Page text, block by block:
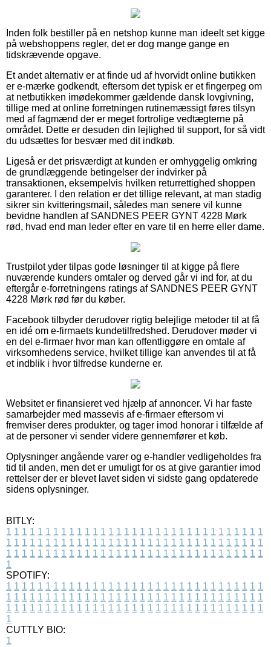
Inden folk bestiller på en netshop kunne man ideelt set kigge
på webshoppens regler, det er dog mange gange en
tidskrævende opgave.
Et andet alternativ er at finde ud af hvorvidt online butikken
er e-mærke godkendt, eftersom det typisk er et fingerpeg om
at netbutikken imødekommer gældende dansk lovgivning,
tillige med at online forretningen rutinemæssigt føres tilsyn
med af fagmænd der er meget fortrolige vedtægterne på
området. Dette er desuden din lejlighed til support, for så vidt
du udsættes for besvær med dit indkøb.
Ligeså er det prisværdigt at kunden er omhyggelig omkring
de grundlæggende betingelser der indvirker på
transaktionen, eksempelvis hvilken returrettighed shoppen
garanterer. I den relation er det tillige relevant, at man stadig
sikrer sin kvitteringsmail, således man senere vil kunne
bevidne handlen af SANDNES PEER GYNT 4228 Mørk
rød, hvad end man leder efter en vare til en herre eller dame.
Trustpilot yder tilpas gode løsninger til at kigge på flere
nuværende kunders omtaler og derved går vi ind for, at du
eftergår e-forretningens ratings af SANDNES PEER GYNT
4228 Mørk rød før du køber.
Facebook tilbyder derudover rigtig belejlige metoder til at få
en idé om e-firmaets kundetilfredshed. Derudover møder vi
en del e-firmaer hvor man kan offentliggøre en omtale af
virksomhedens service, hvilket tillige kan anvendes til at få
et indblik i hvor tilfredse kunderne er.
Websitet er finansieret ved hjælp af annoncer. Vi har faste
samarbejder med massevis af e-firmaer eftersom vi
fremviser deres produkter, og tager imod honorar i tilfælde af
at de personer vi sender videre gennemfører et køb.
Oplysninger angående varer og e-handler vedligeholdes fra
tid til anden, men det er umuligt for os at give garantier imod
rettelser der er blevet lavet siden vi sidste gang opdaterede
sidens oplysninger.
BITLY:
1 1 1 1 1 1 1 1 1 1 1 1 1 1 1 1 1 1 1 1 1 1 1 1 1 1 1 1 1 1 1 1 1
1 1 1 1 1 1 1 1 1 1 1 1 1 1 1 1 1 1 1 1 1 1 1 1 1 1 1 1 1 1 1 1 1
1 1 1 1 1 1 1 1 1 1 1 1 1 1 1 1 1 1 1 1 1 1 1 1 1 1 1 1 1 1 1 1 1
1
SPOTIFY:
1 1 1 1 1 1 1 1 1 1 1 1 1 1 1 1 1 1 1 1 1 1 1 1 1 1 1 1 1 1 1 1 1
1 1 1 1 1 1 1 1 1 1 1 1 1 1 1 1 1 1 1 1 1 1 1 1 1 1 1 1 1 1 1 1 1
1 1 1 1 1 1 1 1 1 1 1 1 1 1 1 1 1 1 1 1 1 1 1 1 1 1 1 1 1 1 1 1 1
1
CUTTLY BIO:
1